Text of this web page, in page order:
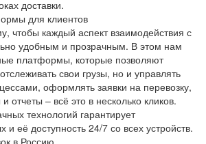
доставки.
для клиентов
чтобы каждый аспект взаимодействия с
удобным и прозрачным. В этом нам
платформы, которые позволяют
свои грузы, но и управлять
оформлять заявки на перевозку,
отчеты – всё это в несколько кликов.
технологий гарантирует
и её доступность 24/7 со всех устройств.
в Россию